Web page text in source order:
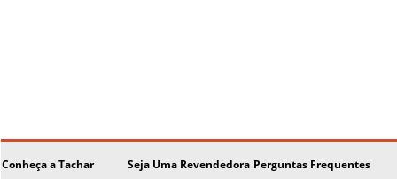
Conheça a Tachar Seja Uma Revendedora Perguntas Frequentes